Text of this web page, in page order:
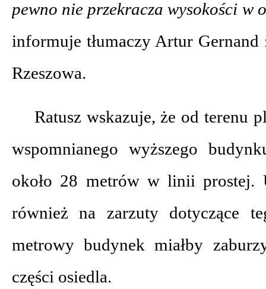
pewno nie przekracza wysokości w
informuje tłumaczy Artur
Rzeszowa.
Ratusz wskazuje, że od terenu
wspomnianego wyższego
około 28 metrów w linii prostej.
również na zarzuty dotyczące
metrowy budynek miałby
części osiedla.